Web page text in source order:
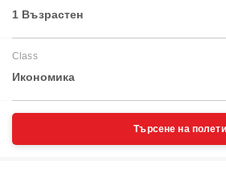
1 Възрастен
Class
Икономика
Търсене на полети